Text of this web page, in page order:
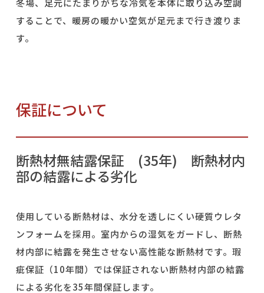
することで、暖房の暖かい空気が足元まで行き渡りま
す。
保証について
断熱材無結露保証 (35年) 断熱材内
部の結露による劣化
使用している断熱材は、水分を透しにくい硬質ウレタ
ンフォームを採用。室内からの湿気をガードし、断熱
材内部に結露を発生させない高性能な断熱材です。瑕
疵保証（10年間）では保証されない断熱材内部の結露
による劣化を35年間保証します。